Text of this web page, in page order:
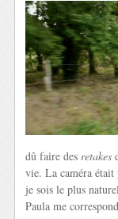
dû faire desretakes
vie. La caméra
je sois le plus
Paula me